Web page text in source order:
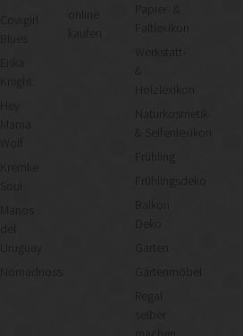
Cowgirl
Knight
Mama
Kremke
Manos
Uruguay
Nomadnoss
kaufen
Papier- &
Faltlexikon
Werkstatt-
&
Holzlexikon
Naturkosmetik-
& Seifenlexikon
Frühling
Frühlingsdeko
Deko
Garten
Gartenmöbel
Regal